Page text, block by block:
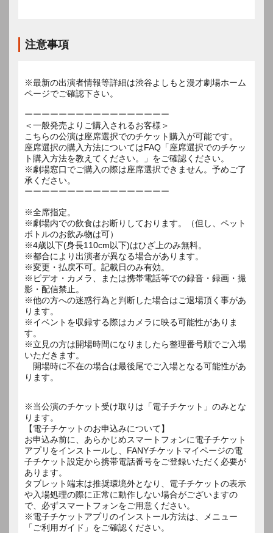
注意事項
※最新の出演者情報等詳細は渋谷よしもと漫才劇場ホーム
ページでご確認下さい。
ーーーーーーーーーーーーーーーーー
＜一般発売よりご購入されるお客様＞
こちらの公演は座席選択でのチケット購入が可能です。
座席選択の購入方法についてはFAQ「座席選択でのチケッ
ト購入方法を教えてください。」をご確認ください。
※劇場窓口でご購入の際は座席選択できません。予めご了
承ください。
ーーーーーーーーーーーーーーーーー
※全席指定。
※劇場内での飲食はお断りしております。（但し、ペット
ボトルのお飲み物は可）
※4歳以下(身長110cm以下)はひざ上のみ無料。
※都合により出演者が異なる場合があります。
※変更・払戻不可。記載日のみ有効。
※ビデオ・カメラ、または携帯電話等での録音・録画・撮
影・配信禁止。
※他の方への迷惑行為と判断した場合はご退場頂く事があ
ります。
※イベントを収録する際はカメラに映る可能性がありま
す。
※立見の方は開場時間になりましたら整理番号順でご入場
いただきます。
開場時に不在の場合は最後尾でご入場となる可能性があ
ります。
※当公演のチケット受け取りは「電子チケット」のみとな
ります。
【電子チケットのお申込みについて】
お申込み前に、あらかじめスマートフォンに電子チケット
アプリをインストールし、FANYチケットマイページの電
子チケット設定から携帯電話番号をご登録いただく必要が
あります。
タブレット端末は推奨環境外となり、電子チケットの表示
や入場処理の際に正常に動作しない場合がございますの
で、必ずスマートフォンをご用意ください。
※電子チケットアプリのインストール方法は、メニュー
「ご利用ガイド」をご確認ください。